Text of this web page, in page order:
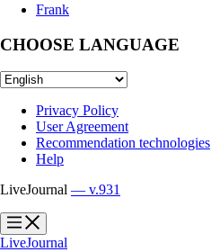
Frank
CHOOSE LANGUAGE
Privacy Policy
User Agreement
Recommendation technologies
Help
LiveJournal — v.931
?
?
LiveJournal